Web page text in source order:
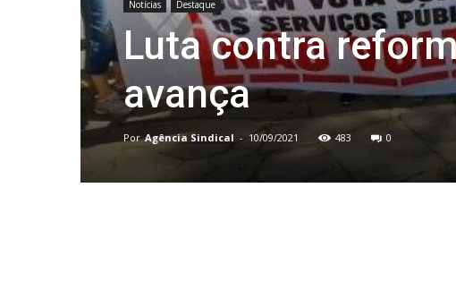
Notícias Destaque
Luta contra
avança
Por Agência Sindical - 10/09/2021 483 0